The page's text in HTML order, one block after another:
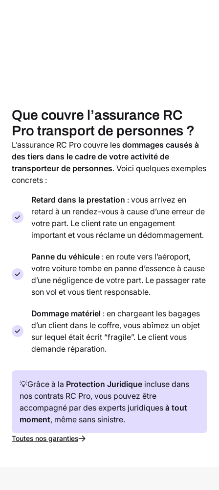
Que couvre l’assurance RC
Pro transport de personnes ?
L’assurance RC Pro couvre les dommages causés à
des tiers dans le cadre de votre activité de
transporteur de personnes. Voici quelques exemples
concrets :
Retard dans la prestation : vous arrivez en
retard à un rendez-vous à cause d’une erreur de
votre part. Le client rate un engagement
important et vous réclame un dédommagement.
Panne du véhicule : en route vers l’aéroport,
votre voiture tombe en panne d’essence à cause
d’une négligence de votre part. Le passager rate
son vol et vous tient responsable.
Dommage matériel : en chargeant les bagages
d’un client dans le coffre, vous abîmez un objet
sur lequel était écrit “fragile”. Le client vous
demande réparation.
💡Grâce à la Protection Juridique incluse dans
nos contrats RC Pro, vous pouvez être
accompagné par des experts juridiques à tout
moment, même sans sinistre.
Toutes nos garanties